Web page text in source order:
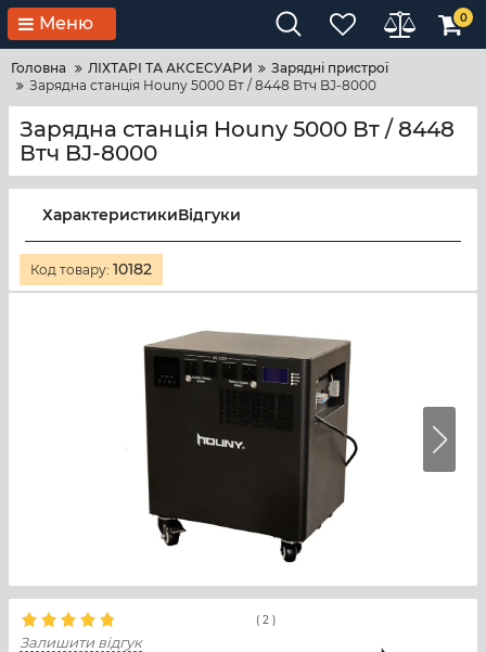
Меню 0
Головна ЛІХТАРІ ТА АКСЕСУАРИ
Зарядні пристрої
Зарядна станція Houny 5000 Вт / 8448 Втч BJ-8000
Зарядна станція Houny 5000 Вт / 8448
Втч BJ-8000
ХарактеристикиВідгуки
Код товару: 10182
( 2 )
Залишити відгук